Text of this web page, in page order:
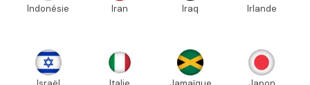
Indonésie Iran Iraq Irlande